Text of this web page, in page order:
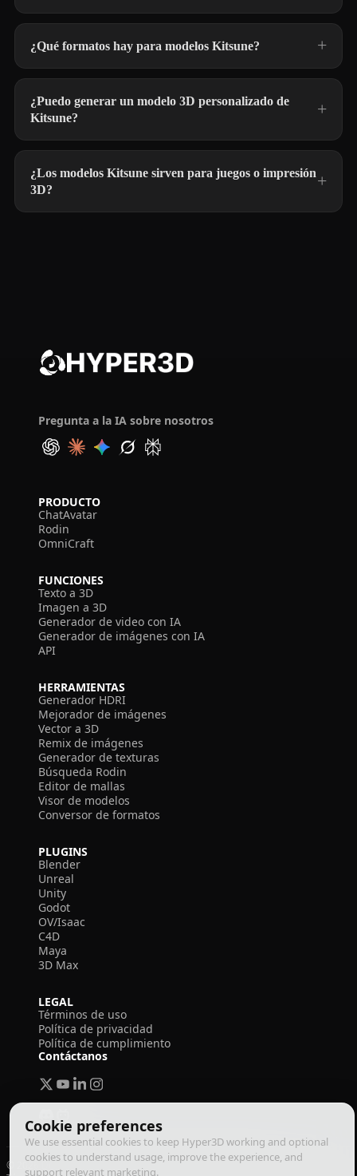
Cookie preferences
We use essential cookies to keep Hyper3D working and optional
cookies to understand usage, improve the experience, and
support relevant marketing.
¿Qué formatos hay para modelos Kitsune?
¿Puedo generar un modelo 3D personalizado de
Kitsune?
¿Los modelos Kitsune sirven para juegos o impresión
3D?
Pregunta a la IA sobre nosotros
PRODUCTO
ChatAvatar
Rodin
OmniCraft
FUNCIONES
Texto a 3D
Imagen a 3D
Generador de video con IA
Generador de imágenes con IA
API
HERRAMIENTAS
Generador HDRI
Mejorador de imágenes
Vector a 3D
Remix de imágenes
Generador de texturas
Búsqueda Rodin
Editor de mallas
Visor de modelos
Conversor de formatos
PLUGINS
Blender
Unreal
Unity
Godot
OV/Isaac
C4D
Maya
3D Max
LEGAL
Términos de uso
Política de privacidad
Política de cumplimiento
Contáctanos
© 2026 Deemos Corporation. Todos los derechos reservados